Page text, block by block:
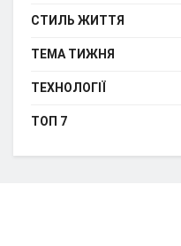
СТИЛЬ ЖИТТЯ
ТЕМА ТИЖНЯ
ТЕХНОЛОГІЇ
ТОП 7